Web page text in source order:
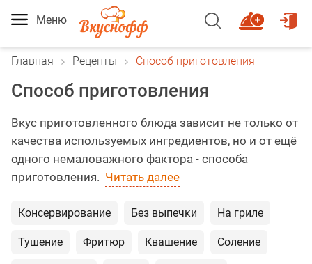
Меню
Главная Рецепты Способ приготовления
Способ приготовления
Вкус приготовленного блюда зависит не только от
качества используемых ингредиентов, но и от ещё
одного немаловажного фактора - способа
приготовления. Читать далее
Консервирование Без выпечки На гриле
Тушение Фритюр Квашение Соление